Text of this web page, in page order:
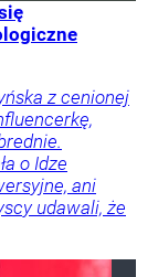
z cenionej
o Idze
ani
udawali, że